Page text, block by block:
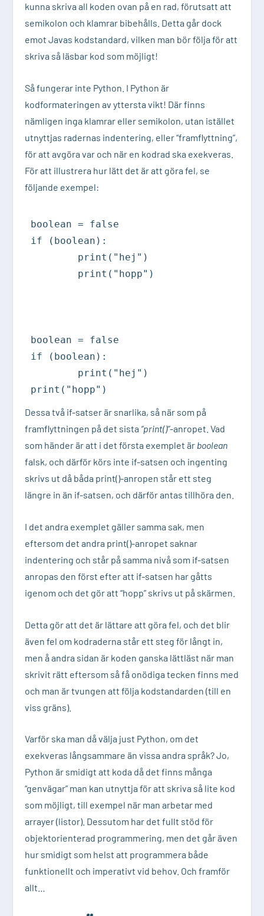
kunna skriva all koden ovan på en rad, förutsatt att
semikolon och klamrar bibehålls. Detta går dock
emotJavas kodstandard, vilken man bör följa för att
skriva så läsbar kod som möjligt!
Så fungerar inte Python. I Python är
kodformateringen av yttersta vikt! Där finns
nämligen inga klamrar eller semikolon, utan istället
utnyttjas radernas indentering, eller “framflyttning”,
för att avgöra var och när en kodrad ska exekveras.
För att illustrera hur lätt det är att göra fel, se
följande exempel:
boolean = false
if (boolean):
boolean = false
if (boolean):
print("hopp")
Dessa två if-satser är snarlika, så när som på
framflyttningen på det sista “print()”-anropet. Vad
som händer är att i det första exemplet är boolean
falsk, och därför körs inte if-satsen och ingenting
skrivs ut då båda print()-anropen står ett steg
längre in än if-satsen, och därför antas tillhöra den.
I det andra exemplet gäller samma sak, men
eftersom det andra print()-anropet saknar
indentering och står på samma nivå som if-satsen
anropas den först efter att if-satsen har gåtts
igenom och det gör att “hopp” skrivs ut på skärmen.
Detta gör att det är lättare att göra fel, och det blir
även fel om kodraderna står ett steg för långt in,
men å andra sidan är koden ganska lättläst när man
skrivit rätt eftersom så få onödiga tecken finns med
och man är tvungen att följa kodstandarden (till en
viss gräns).
Varför ska man då välja just Python, om det
exekveras långsammare än vissa andra språk? Jo,
Python är smidigt att koda då det finns många
“genvägar” man kan utnyttja för att skriva så lite kod
som möjligt, till exempel när man arbetar med
arrayer (listor). Dessutom har det fullt stöd för
objektorienterad programmering, men det går även
hur smidigt som helst att programmera både
funktionellt och imperativt vid behov. Och framför
allt…